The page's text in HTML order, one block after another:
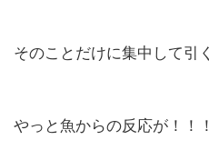
そのことだけに集中して引
やっと魚からの反応が！！！